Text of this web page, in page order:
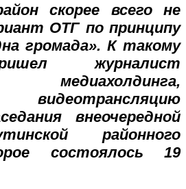
скорее всего не
ОТГ по принципу
громада». К такому
журналист
медиахолдинга,
видеотрансляцию
внеочередной
районного
состоялось 19